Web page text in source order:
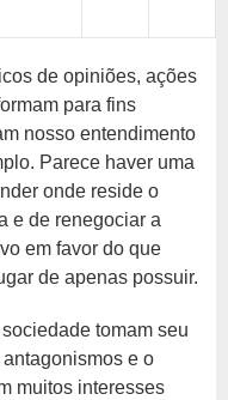
de opiniões, ações
para fins
nosso entendimento
Parece haver uma
onde reside o
e de renegociar a
em favor do que
de apenas possuir.
tomam seu
e o
muitos interesses